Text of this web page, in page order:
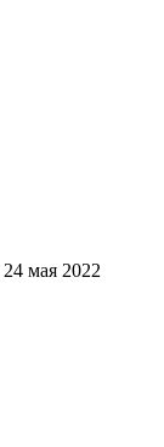
24 мая 2022